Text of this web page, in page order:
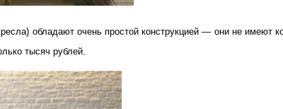
обладают очень простой конструкцией — они не имеют
тысяч рублей.